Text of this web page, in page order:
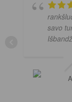
savo